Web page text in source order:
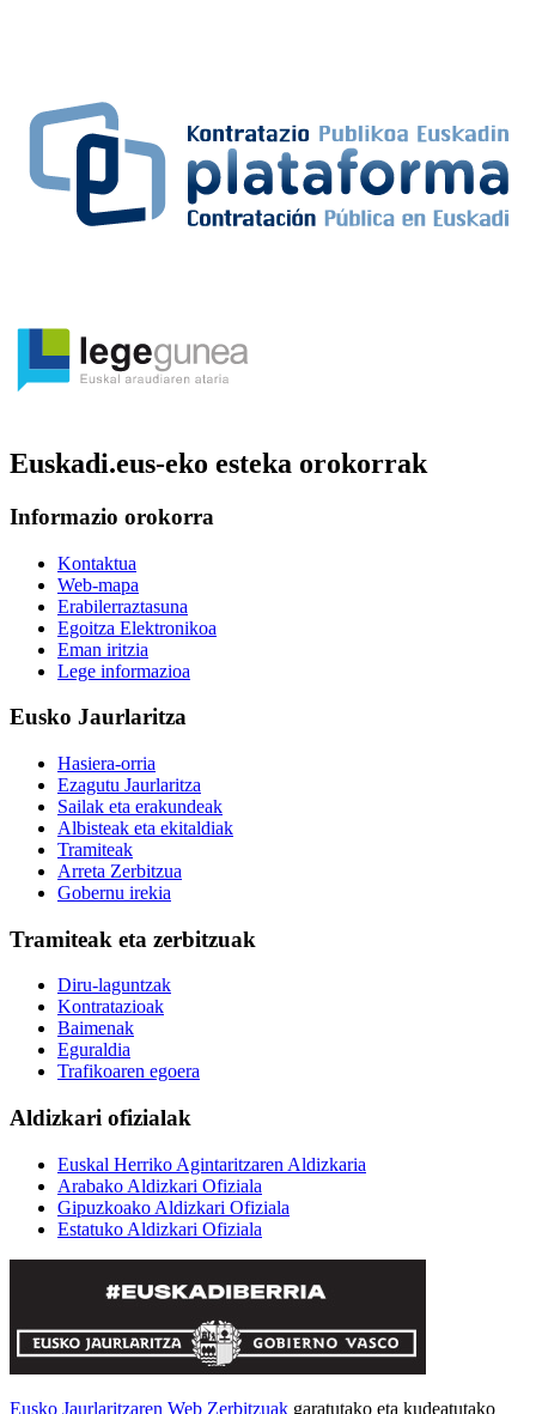
Euskadi.eus-eko esteka orokorrak
Informazio orokorra
Kontaktua
Web-mapa
Erabilerraztasuna
Egoitza Elektronikoa
Eman iritzia
Lege informazioa
Eusko Jaurlaritza
Hasiera-orria
Ezagutu Jaurlaritza
Sailak eta erakundeak
Albisteak eta ekitaldiak
Tramiteak
Arreta Zerbitzua
Gobernu irekia
Tramiteak eta zerbitzuak
Diru-laguntzak
Kontratazioak
Baimenak
Eguraldia
Trafikoaren egoera
Aldizkari ofizialak
Euskal Herriko Agintaritzaren Aldizkaria
Arabako Aldizkari Ofiziala
Gipuzkoako Aldizkari Ofiziala
Estatuko Aldizkari Ofiziala
Eusko Jaurlaritzaren Web Zerbitzuak garatutako eta kudeatutako